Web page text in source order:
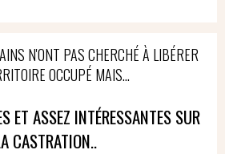
N'ONT PAS CHERCHÉ À LIBÉRER
OCCUPÉ MAIS...
ET ASSEZ INTÉRESSANTES SUR
CASTRATION..